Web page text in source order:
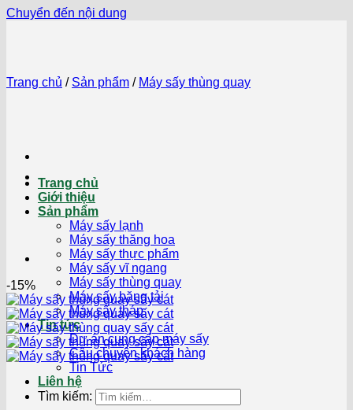
Chuyển đến nội dung
Trang chủ
Giới thiệu
Sản phẩm
Máy sấy lạnh
Máy sấy thăng hoa
Máy sấy thực phẩm
Máy sấy vĩ ngang
Máy sấy thùng quay
Máy sấy băng tải
Máy sấy tháp
Tin tức
Dự án cung cấp máy sấy
Câu chuyện khách hàng
Tin Tức
Liên hệ
Tìm kiếm:
Trang chủ / Sản phẩm / Máy sấy thùng quay
-15%